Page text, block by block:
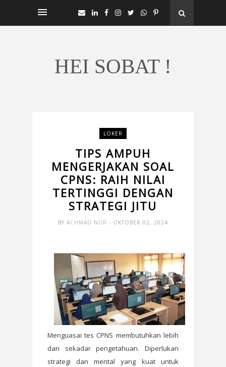
HEI SOBAT !
LOKER
TIPS AMPUH
MENGERJAKAN SOAL
CPNS: RAIH NILAI
TERTINGGI DENGAN
STRATEGI JITU
BY ACHMAD NUR - OKTOBER 02, 2024
Menguasai tes CPNS membutuhkan lebih
dari sekadar pengetahuan. Diperlukan
strategi dan mental yang kuat untuk